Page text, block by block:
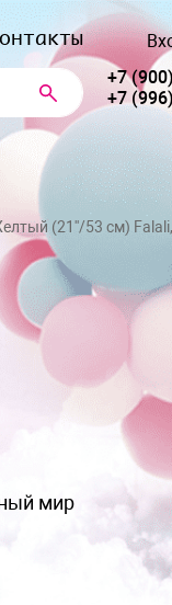
+7
+7
(21''/53 см)
мир